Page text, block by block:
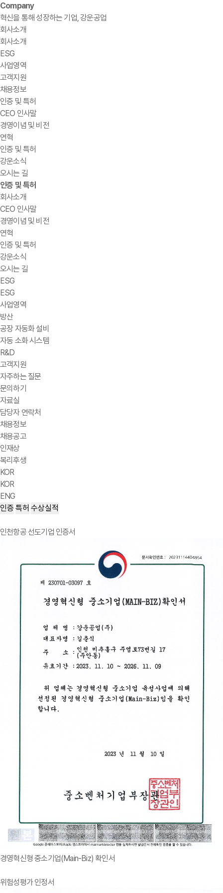
Company
혁신을 통해 성장하는 기업, 강운공업
회사소개
회사소개
ESG
사업영역
고객지원
채용정보
인증 및 특허
CEO 인사말
경영이념 및 비전
연혁
인증 및 특허
강운소식
오시는 길
인증 및 특허
회사소개
CEO 인사말
경영이념 및 비전
연혁
인증 및 특허
강운소식
오시는 길
ESG
ESG
사업영역
방산
공장 자동화 설비
자동 소화 시스템
R&D
고객지원
자주하는 질문
문의하기
자료실
담당자 연락처
채용정보
채용공고
인재상
복리후생
KOR
KOR
ENG
인증 특허 수상실적
인천항공 선도기업 인증서
경영혁신형 중소기업(Main-Biz) 확인서
위험성평가 인정서